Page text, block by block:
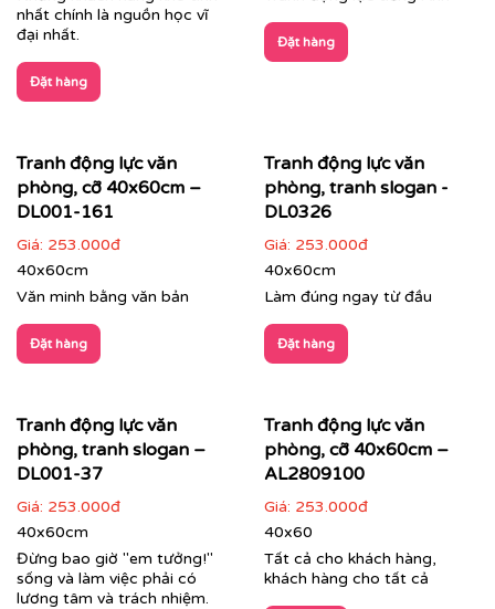
Tranh văn phòng in theo mẫu và kích thước riêng của
khách hàng
Quý khách có nhu cầu:
⇨Tìm mẫu tranh đẹp theo chủ đề
⇨Tư vấn in tranh theo yêu cầu
⇨In tranh dán tường
theo nhiều kích thước
vấn hoặc SĐT037 722 1985
để nhân viên tư vấn gửi
mẫu theo yêu cầu của quý khách.
Tư vấn thi công & chọn mẫu
nhất chính là nguồn học vĩ
đại nhất.
Đặt hàng
Đặt hàng
Tranh động lực văn
phòng, cỡ 40x60cm –
DL001-161
Giá: 253.000đ
40x60cm
Văn minh bằng văn bản
Đặt hàng
Tranh động lực văn
phòng, tranh slogan -
DL0326
Giá: 253.000đ
40x60cm
Làm đúng ngay từ đầu
Đặt hàng
Tranh động lực văn
phòng, tranh slogan –
DL001-37
Giá: 253.000đ
40x60cm
Đừng bao giờ "em tưởng!"
sống và làm việc phải có
lương tâm và trách nhiệm.
Tranh động lực văn
phòng, cỡ 40x60cm –
AL2809100
Giá: 253.000đ
40x60
Tất cả cho khách hàng,
khách hàng cho tất cả